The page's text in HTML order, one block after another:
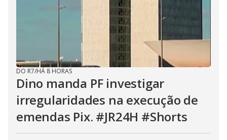
DO R7/HÁ 8 HORAS
Dino manda PF investigar
irregularidades na execução de
emendas Pix. #JR24H #Shorts